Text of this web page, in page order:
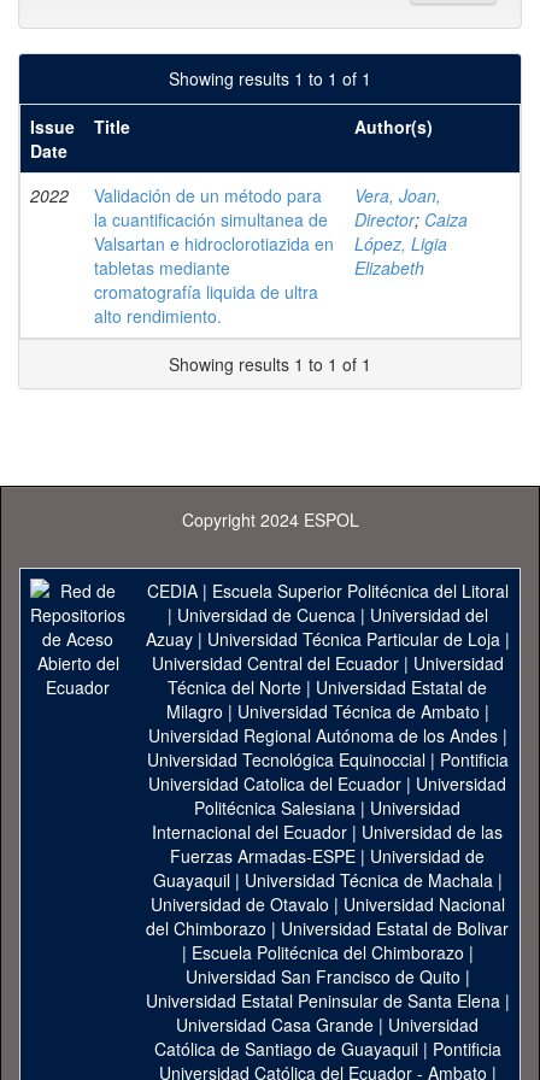
Showing results 1 to 1 of 1
Issue
Date
Title Author(s)
2022
Validación de un método para
la cuantificación simultanea de
Valsartan e hidroclorotiazida en
tabletas mediante
cromatografía liquida de ultra
alto rendimiento.
Vera, Joan,
Director; Caiza
López, Ligia
Elizabeth
Showing results 1 to 1 of 1
Copyright 2024 ESPOL
CEDIA| Escuela Superior Politécnica del Litoral
| Universidad de Cuenca| Universidad del
Azuay| Universidad Técnica Particular de Loja|
Universidad Central del Ecuador| Universidad
Técnica del Norte | Universidad Estatal de
Milagro | Universidad Técnica de Ambato |
Universidad Regional Autónoma de los Andes|
Universidad Tecnológica Equinoccial| Pontificia
Universidad Catolica del Ecuador | Universidad
Politécnica Salesiana | Universidad
Internacional del Ecuador | Universidad de las
Fuerzas Armadas-ESPE | Universidad de
Guayaquil| Universidad Técnica de Machala|
Universidad de Otavalo | Universidad Nacional
del Chimborazo | Universidad Estatal de Bolivar
| Escuela Politécnica del Chimborazo |
Universidad San Francisco de Quito |
Universidad Estatal Peninsular de Santa Elena|
Universidad Casa Grande | Universidad
Católica de Santiago de Guayaquil| Pontificia
Universidad Católica del Ecuador - Ambato |